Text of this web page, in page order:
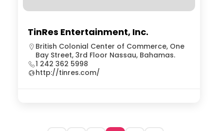
TinRes Entertainment, Inc.
British Colonial Center of Commerce, One
Bay Street, 3rd Floor Nassau, Bahamas.
1 242 362 5998
http://tinres.com/